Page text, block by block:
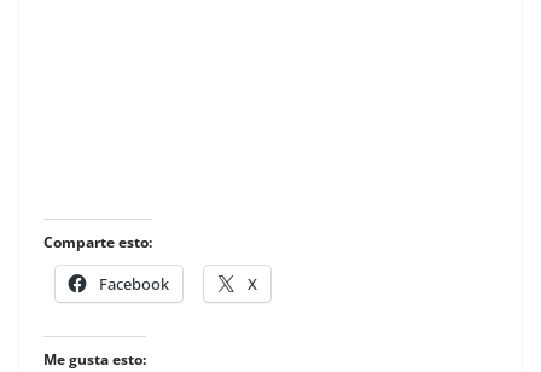
Comparte esto:
Facebook X
Me gusta esto: